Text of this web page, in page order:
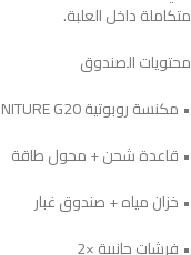
متكاملة داخل العلبة.
محتويات الصندوق
• مكنسة روبوتية HONITURE G20
• قاعدة شحن + محول طاقة
• خزان مياه + صندوق غبار
• فرشات جانبية ×2